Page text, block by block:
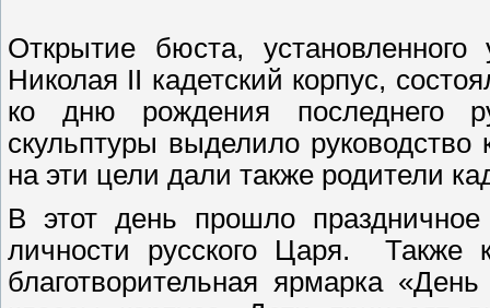
Открытие бюста,
Николая II кадетский корпус,
ко дню рождения последнего
скульптуры выделило руководство
на эти цели дали также родители
В этот день прошло
личности русского Царя. Также
благотворительная ярмарка